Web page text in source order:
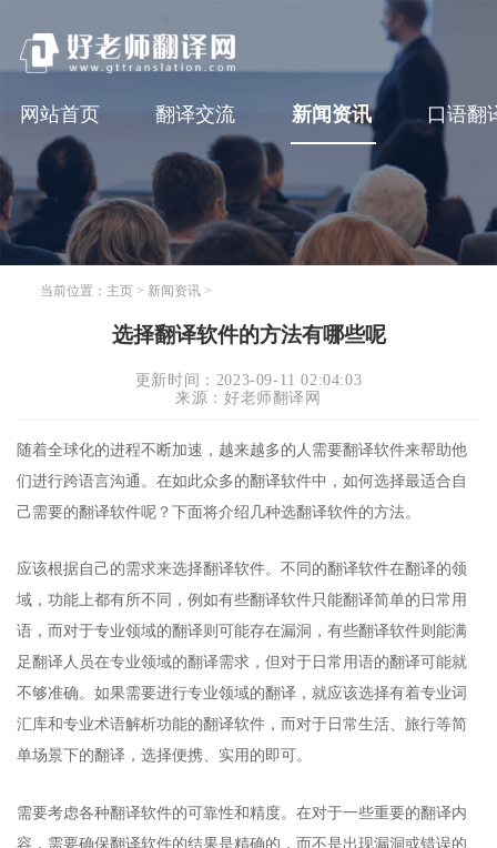
网站首页 翻译交流 新闻资讯 口语翻
当前位置： 主页> 新闻资讯>
选择翻译软件的方法有哪些呢
更新时间：2023-09-11 02:04:03
来源：好老师翻译网
随着全球化的进程不断加速，越来越多的人需要翻译软件来帮助他
们进行跨语言沟通。在如此众多的翻译软件中，如何选择最适合自
己需要的翻译软件呢？下面将介绍几种选翻译软件的方法。
应该根据自己的需求来选择翻译软件。不同的翻译软件在翻译的领
域，功能上都有所不同，例如有些翻译软件只能翻译简单的日常用
语，而对于专业领域的翻译则可能存在漏洞，有些翻译软件则能满
足翻译人员在专业领域的翻译需求，但对于日常用语的翻译可能就
不够准确。如果需要进行专业领域的翻译，就应该选择有着专业词
汇库和专业术语解析功能的翻译软件，而对于日常生活、旅行等简
单场景下的翻译，选择便携、实用的即可。
需要考虑各种翻译软件的可靠性和精度。在对于一些重要的翻译内
容，需要确保翻译软件的结果是精确的，而不是出现漏洞或错误的